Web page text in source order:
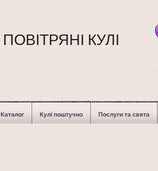
ПОВІТРЯНІ КУЛІ
Каталог Кулі поштучно Послуги та свята